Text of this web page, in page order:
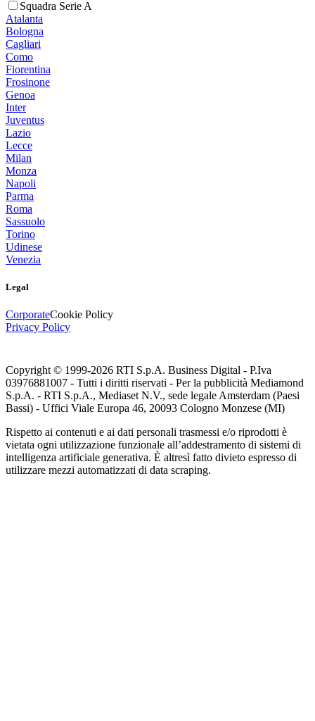
Squadra Serie A
Atalanta
Bologna
Cagliari
Como
Fiorentina
Frosinone
Genoa
Inter
Juventus
Lazio
Lecce
Milan
Monza
Napoli
Parma
Roma
Sassuolo
Torino
Udinese
Venezia
Legal
CorporateCookie Policy
Privacy Policy
Copyright © 1999-2026 RTI S.p.A. Business Digital - P.Iva
03976881007 - Tutti i diritti riservati - Per la pubblicità Mediamond
S.p.A. - RTI S.p.A., Mediaset N.V., sede legale Amsterdam (Paesi
Bassi) - Uffici Viale Europa 46, 20093 Cologno Monzese (MI)
Rispetto ai contenuti e ai dati personali trasmessi e/o riprodotti è
vietata ogni utilizzazione funzionale all’addestramento di sistemi di
intelligenza artificiale generativa. È altresì fatto divieto espresso di
utilizzare mezzi automatizzati di data scraping.